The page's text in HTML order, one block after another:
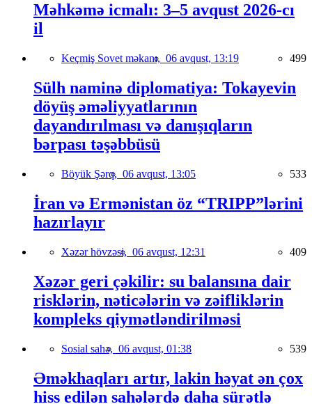
Məhkəmə icmalı: 3–5 avqust 2026-cı
il
Keçmiş Sovet məkanı, 06 avqust, 13:19 499
Sülh naminə diplomatiya: Tokayevin
döyüş əməliyyatlarının
dayandırılması və danışıqların
bərpası təşəbbüsü
Böyük Şərq, 06 avqust, 13:05 533
İran və Ermənistan öz “TRIPP”lərini
hazırlayır
Xəzər hövzəsi, 06 avqust, 12:31 409
Xəzər geri çəkilir: su balansına dair
risklərin, nəticələrin və zəifliklərin
kompleks qiymətləndirilməsi
Sosial sahə, 06 avqust, 01:38 539
Əməkhaqları artır, lakin həyat ən çox
hiss edilən sahələrdə daha sürətlə